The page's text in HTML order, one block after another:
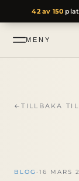
MENY
←TILLBAKA
BLOG · 16 MARS
42 av 150